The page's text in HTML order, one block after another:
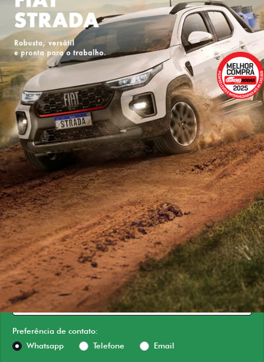
ESTOU INTERESSADO
Versão escolhida
Preferência de contato:
Whatsapp
Telefone Email